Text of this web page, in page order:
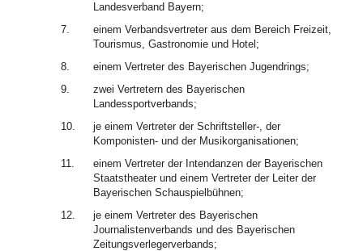
Landesverband Bayern;
7.
einem Verbandsvertreter aus dem Bereich Freizeit,
Tourismus, Gastronomie und Hotel;
8.
einem Vertreter des Bayerischen Jugendrings;
9.
zwei Vertretern des Bayerischen
Landessportverbands;
10.
je einem Vertreter der Schriftsteller-, der
Komponisten- und der Musikorganisationen;
11.
einem Vertreter der Intendanzen der Bayerischen
Staatstheater und einem Vertreter der Leiter der
Bayerischen Schauspielbühnen;
12.
je einem Vertreter des Bayerischen
Journalistenverbands und des Bayerischen
Zeitungsverlegerverbands;